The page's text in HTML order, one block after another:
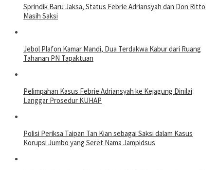
Sprindik Baru Jaksa, Status Febrie Adriansyah dan Don Ritto
Masih Saksi
Jebol Plafon Kamar Mandi, Dua Terdakwa Kabur dari Ruang
Tahanan PN Tapaktuan
Pelimpahan Kasus Febrie Adriansyah ke Kejagung Dinilai
Langgar Prosedur KUHAP
Polisi Periksa Taipan Tan Kian sebagai Saksi dalam Kasus
Korupsi Jumbo yang Seret Nama Jampidsus